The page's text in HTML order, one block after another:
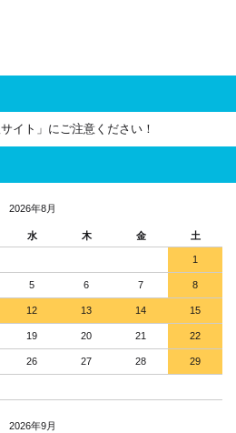
イト」にご注意ください！
2026年8月
水 木 金 土
1
5 6 7 8
12 13 14 15
19 20 21 22
26 27 28 29
2026年9月